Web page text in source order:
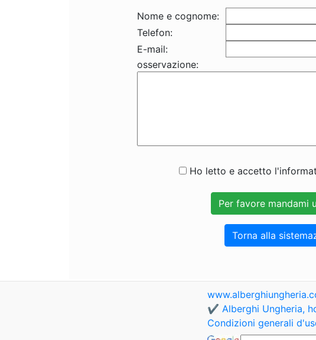
Nome e cognome:
Telefon:
E-mail:
osservazione:
Ho letto e accetto
Torna alla
✔️ Alberghi Ungheria,
Condizioni generali